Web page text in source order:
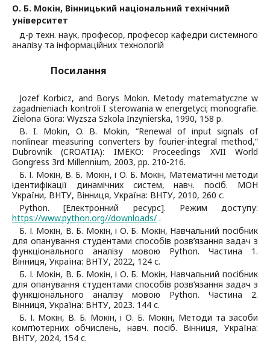
О. Б. Мокін, Вінницький національний технічний
університет
д-р техн. наук, професор, професор кафедри системного
аналізу та інформаційних технологій
Посилання
Jozef Korbicz, and Borys Mokin. Metody matematyczne w
zagadnieniach kontroli I sterowania w energetyci; monografie.
Zielona Gora: Wyzsza Szkola Inzynierska, 1990, 158 p.
B. I. Mokin, O. B. Mokin, “Renewal of input signals of
nonlinear measuring converters by fourier-integral method,”
Dubrovnik (CROATIA): IMEKO: Proceedings XVII World
Gongress 3rd Millennium, 2003, pp. 210-216.
Б. І. Мокін, В. Б. Мокін, і О. Б. Мокін, Математичні методи
ідентифікації динамічних систем, навч. посіб. МОН
України, ВНТУ, Вінниця, Україна: ВНТУ, 2010, 260 с.
Python. [Електронний ресурс]. Режим доступу:
https://www.python.org//downloads/ .
Б. І. Мокін, В. Б. Мокін, і О. Б. Мокін, Навчальний посібник
для опанування студентами способів розв’язання задач з
функціонального аналізу мовою Python. Частина 1.
Вінниця, Україна: ВНТУ, 2022, 124 с.
Б. І. Мокін, В. Б. Мокін, і О. Б. Мокін, Навчальний посібник
для опанування студентами способів розв’язання задач з
функціонального аналізу мовою Python. Частина 2.
Вінниця, Україна: ВНТУ, 2023. 144 с.
Б. І. Мокін, В. Б. Мокін, і О. Б. Мокін, Методи та засоби
комп’ютерних обчислень, навч. посіб. Вінниця, Україна:
ВНТУ, 2024, 154 с.